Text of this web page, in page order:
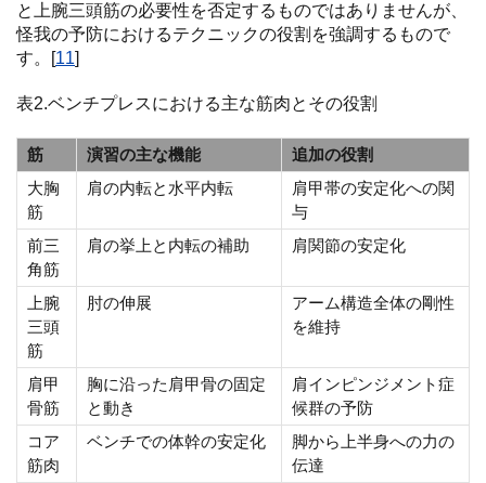
と上腕三頭筋の必要性を否定するものではありませんが、
怪我の予防におけるテクニックの役割を強調するもので
す。[11]
表2.ベンチプレスにおける主な筋肉とその役割
筋 演習の主な機能
追加の役割
大胸
筋
肩の内転と水平内転
肩甲帯の安定化への関
与
前三
角筋
肩の挙上と内転の補助 肩関節の安定化
上腕
三頭
筋
肘の伸展
アーム構造全体の剛性
を維持
肩甲
骨筋
胸に沿った肩甲骨の固定
と動き
肩インピンジメント症
候群の予防
コア
筋肉
ベンチでの体幹の安定化
脚から上半身への力の
伝達